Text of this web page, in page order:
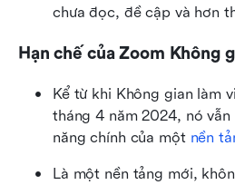
chưa đọc, đề cập và hơn
Hạn chế của Zoom Không
Kể từ khi Không gian làm
tháng 4 năm 2024, nó
năng chính của một nền
Là một nền tảng mới,